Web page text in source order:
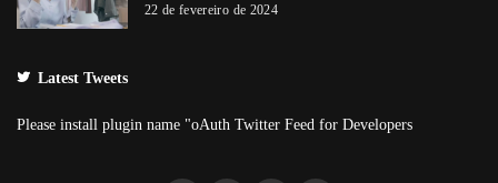
22 de fevereiro de 2024
Latest Tweets
Please install plugin name "oAuth Twitter Feed for Developers